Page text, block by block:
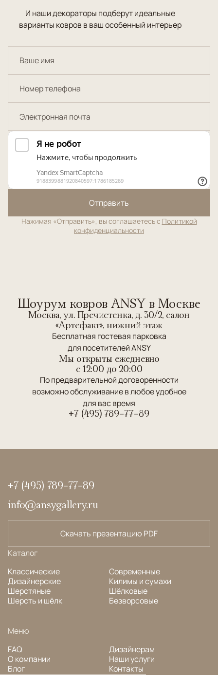
И наши декораторы подберут идеальные
варианты ковров в ваш особенный интерьер
Отправить
Нажимая «Отправить», вы соглашаетесь с Политикой
конфиденциальности
Шоурум ковров ANSY в Москве
Москва, ул. Пречистенка, д. 30/2, салон
«Артефакт», нижний этаж
Бесплатная гостевая парковка
для посетителей ANSY
Мы открыты ежедневно
c 12:00 до 20:00
По предварительной договоренности
возможно обслуживание в любое удобное
для вас время
+7 (495) 789-77-89
+7 (495) 789-77-89
info@ansygallery.ru
Скачать презентацию PDF
Каталог
Классические
Дизайнерские
Шерстяные
Шерсть и шёлк
Современные
Килимы и сумахи
Шёлковые
Безворсовые
Меню
FAQ
О компании
Блог
Дизайнерам
Наши услуги
Контакты